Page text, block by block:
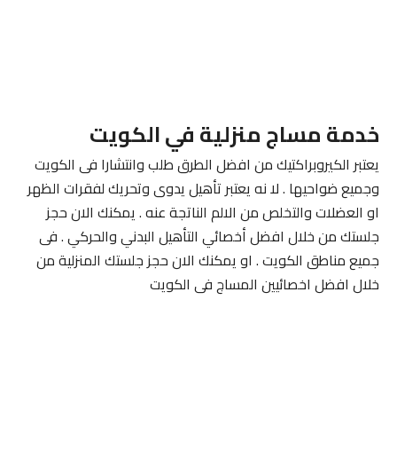
خدمة مساج منزلية في الكويت
يعتبر الكيروبراكتيك من افضل الطرق طلب وانتشارا فى الكويت
وجميع ضواحيها . لا نه يعتبر تأهيل يدوى وتحريك لفقرات الظهر
او العضلات والتخلص من الالم الناتجة عنه . يمكنك الان حجز
جلستك من خلال افضل أخصائي التأهيل البدني والحركي . فى
جميع مناطق الكويت . او يمكنك الان حجز جلستك المنزلية من
خلال افضل اخصائيين المساج فى الكويت